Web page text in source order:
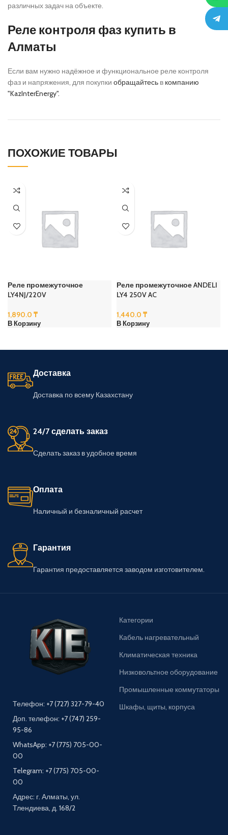
различных задач на объекте.
Реле контроля фаз купить в
Алматы
Если вам нужно надёжное и функциональное реле контроля
фаз и напряжения, для покупки обращайтесь в компанию
"KazInterEnergy".
ПОХОЖИЕ ТОВАРЫ
Реле промежуточное
LY4NJ/220V
1,890.0 ₸
В Корзину
Реле промежуточное ANDELI
LY4 250V AC
1,440.0 ₸
В Корзину
Доставка
Доставка по всему Казахстану
24/7 сделать заказ
Сделать заказ в удобное время
Оплата
Наличный и безналичный расчет
Гарантия
Гарантия предоставляется заводом изготовителем.
Телефон: +7 (727) 327-79-40
Доп. телефон: +7 (747) 259-
95-86
WhatsApp: +7 (775) 705-00-
00
Telegram: +7 (775) 705-00-
00
Адрес: г. Алматы, ул.
Тлендиева, д. 168/2
Категории
Кабель нагревательный
Климатическая техника
Низковольтное оборудование
Промышленные коммутаторы
Шкафы, щиты, корпуса